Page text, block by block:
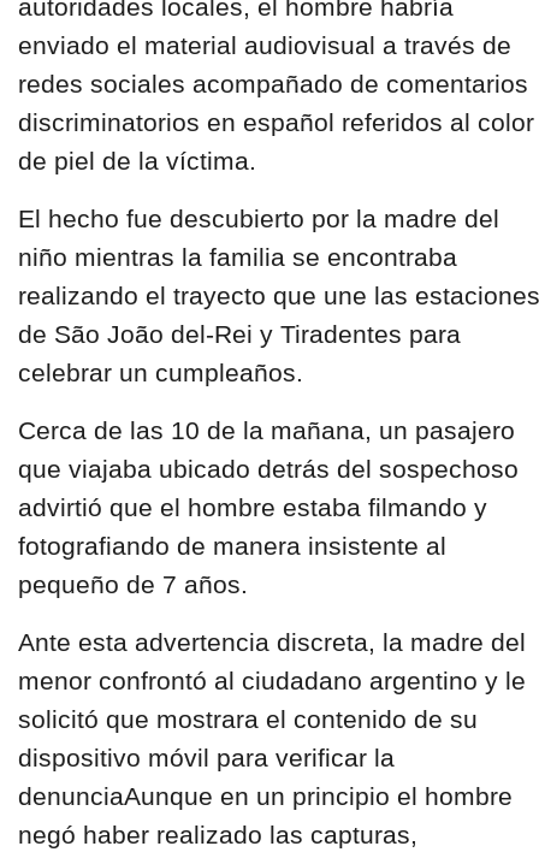
autoridades locales, el hombre habría
enviado el material audiovisual a través de
redes sociales acompañado de comentarios
discriminatorios en español referidos al color
de piel de la víctima.
El hecho fue descubierto por la madre del
niño mientras la familia se encontraba
realizando el trayecto que une las estaciones
de São João del-Rei y Tiradentes para
celebrar un cumpleaños.
Cerca de las 10 de la mañana, un pasajero
que viajaba ubicado detrás del sospechoso
advirtió que el hombre estaba filmando y
fotografiando de manera insistente al
pequeño de 7 años.
Ante esta advertencia discreta, la madre del
menor confrontó al ciudadano argentino y le
solicitó que mostrara el contenido de su
dispositivo móvil para verificar la
denunciaAunque en un principio el hombre
negó haber realizado las capturas,